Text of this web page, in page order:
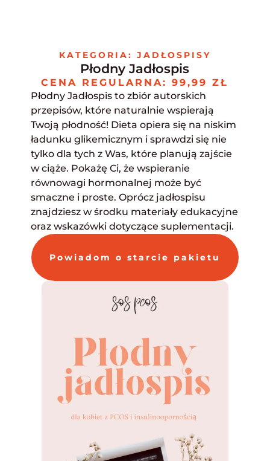
KATEGORIA: JADŁOSPISY
Płodny Jadłospis
CENA REGULARNA: 99,99 ZŁ
Płodny Jadłospis to zbiór autorskich
przepisów, które naturalnie wspierają
Twoją płodność! Dieta opiera się na niskim
ładunku glikemicznym i sprawdzi się nie
tylko dla tych z Was, które planują zajście
w ciąże. Pokażę Ci, że wspieranie
równowagi hormonalnej może być
smaczne i proste. Oprócz jadłospisu
znajdziesz w środku materiały edukacyjne
oraz wskazówki dotyczące suplementacji.
Powiadom o starcie pakietu